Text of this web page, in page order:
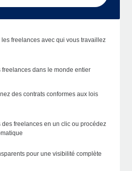
freelances avec qui vous travaillez
dans le monde entier
des contrats conformes aux lois
des freelances en un clic ou procédez
pour une visibilité complète